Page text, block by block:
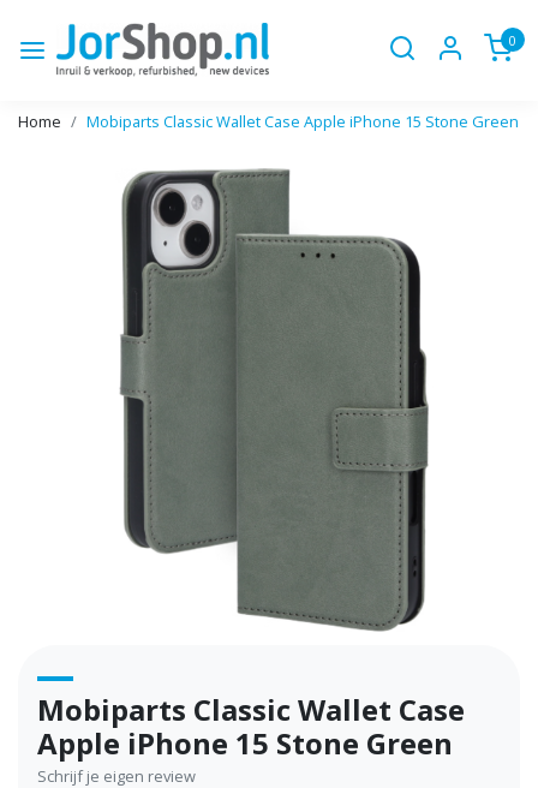
0
Home Mobiparts Classic Wallet Case Apple iPhone 15 Stone Green
Mobiparts Classic Wallet Case
Apple iPhone 15 Stone Green
Schrijf je eigen review